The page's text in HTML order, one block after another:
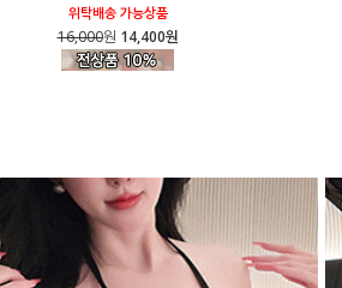
위탁배송 가능상품
16,000원 14,400원